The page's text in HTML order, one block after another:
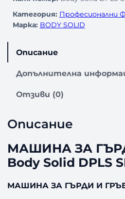
з
а
Ш
Н
З
Г
Ъ
Д
И
Г
Категория: Професионални
Марка: BODY SOLID
Описание
Допълнителна
Отзиви (0)
Описание
МАШИНА ЗА
Body Solid DPLS
МАШИНА ЗА ГЪРДИ И